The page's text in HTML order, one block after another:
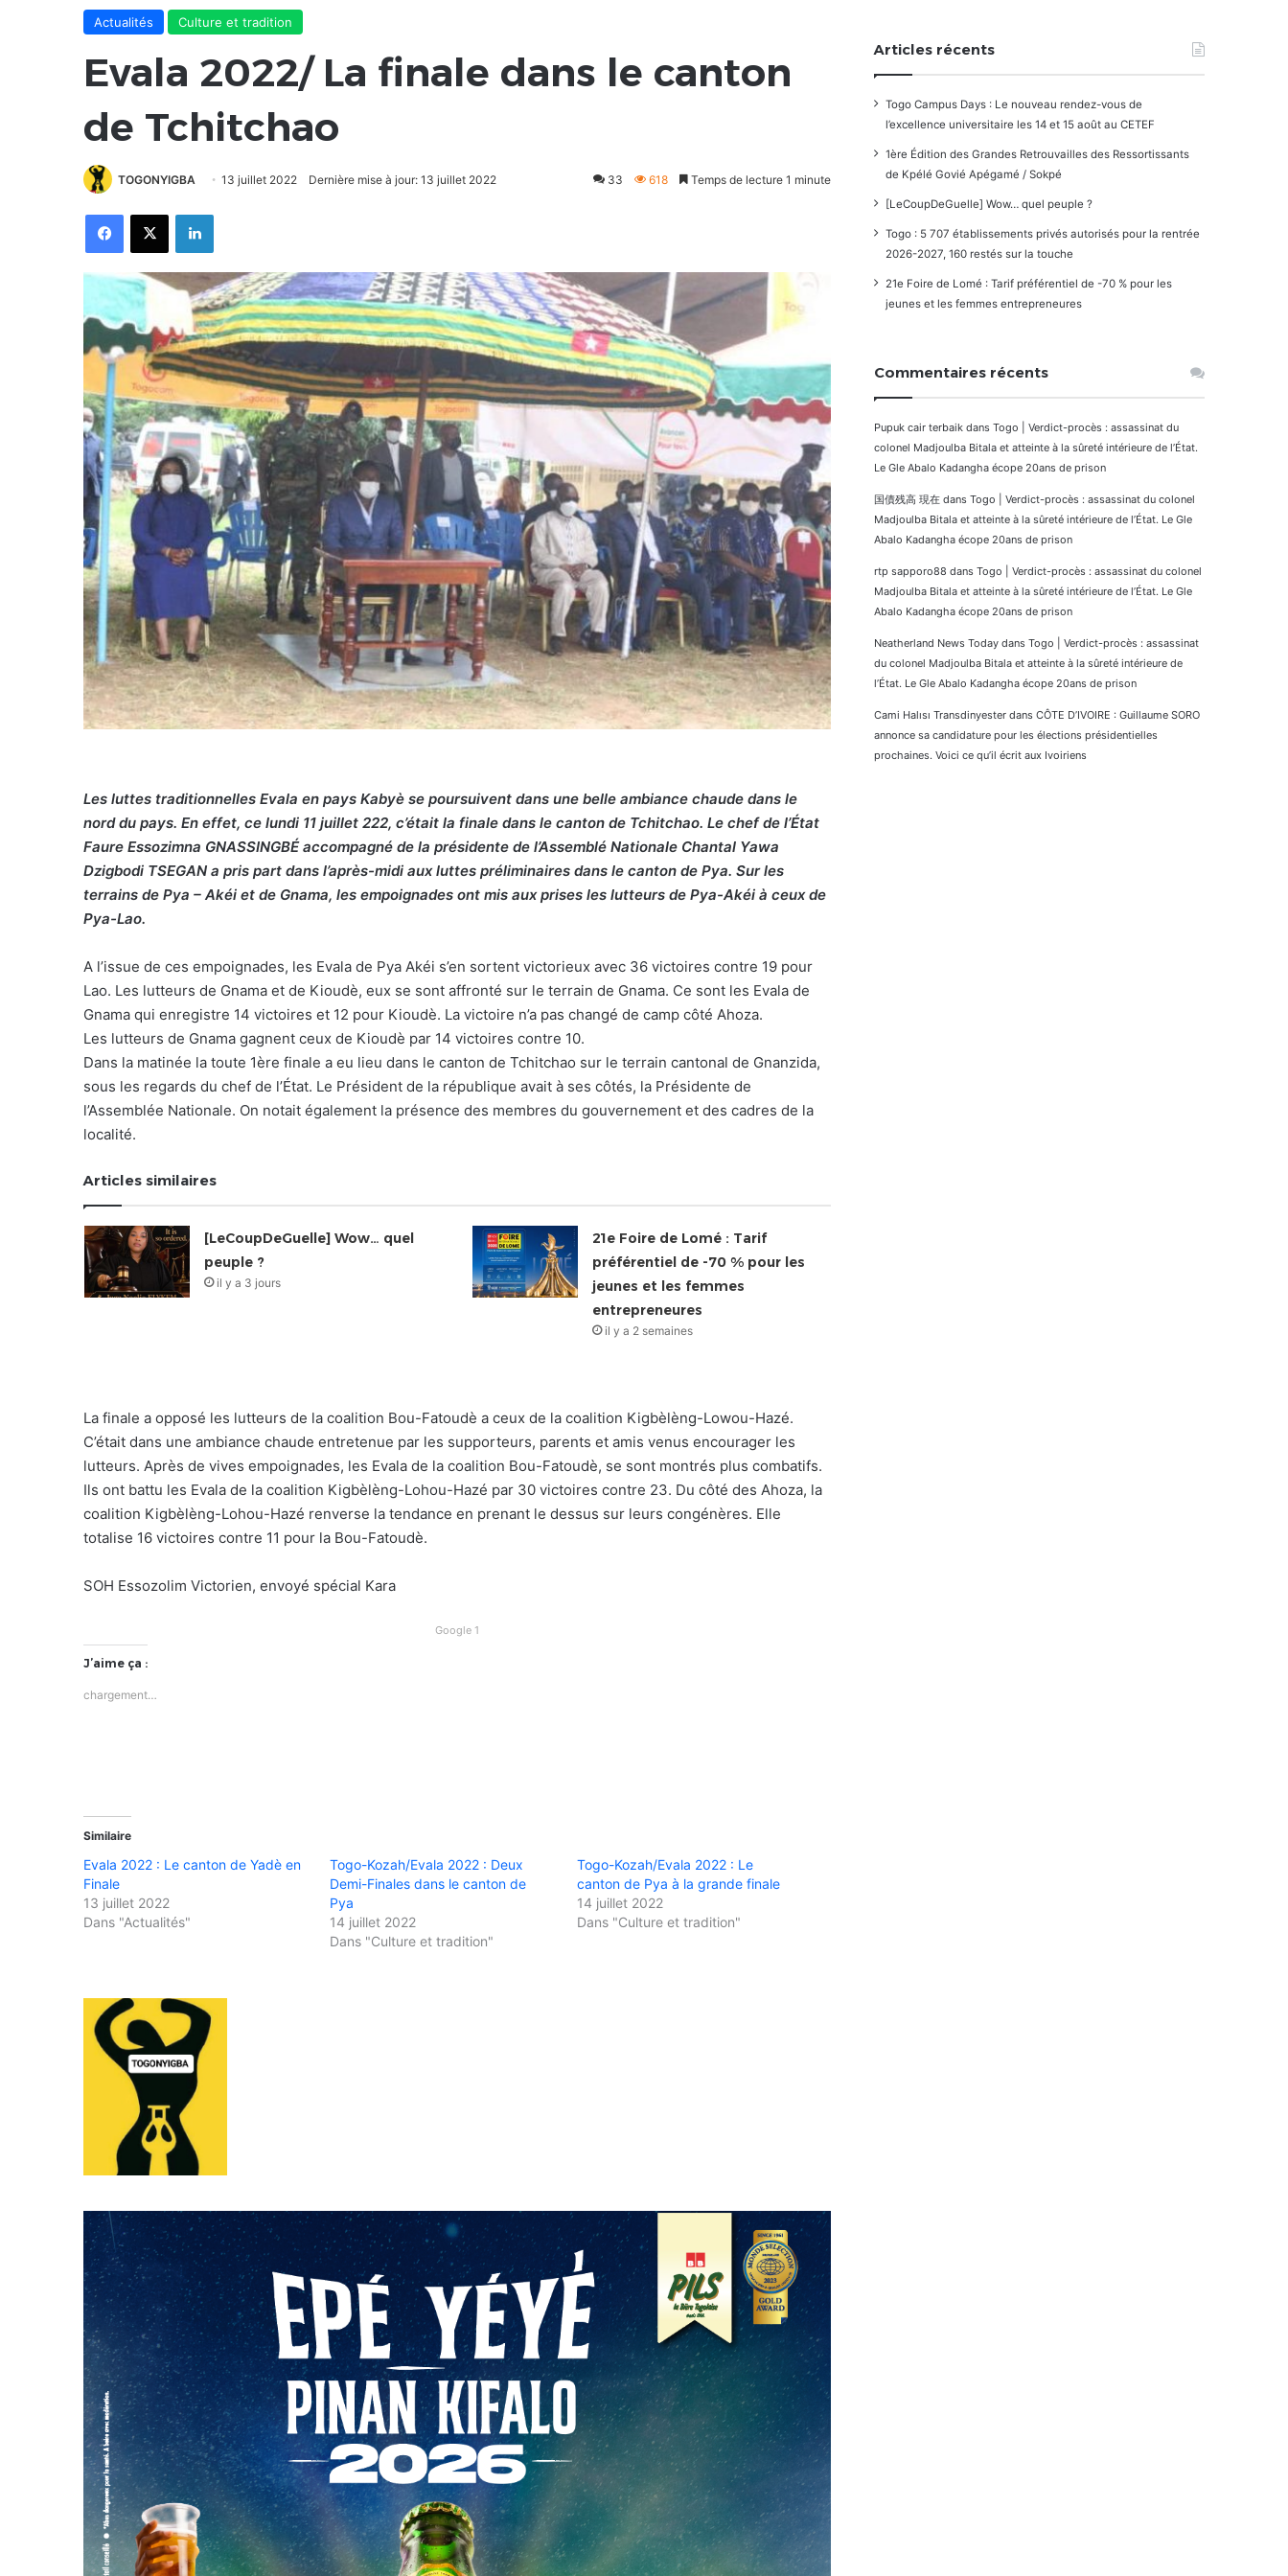
Actualités Culture et tradition
Evala 2022/ La finale dans le canton
de Tchitchao
TOGONYIGBA 13 juillet 2022 Dernière mise à jour: 13 juillet 2022 33 618 Temps de lecture 1 minute
FacebookX Linkedin
Les luttes traditionnelles Evala en pays Kabyè se poursuivent dans une belle ambiance chaude dans le
nord du pays. En effet, ce lundi 11 juillet 222, c’était la finale dans le canton de Tchitchao. Le chef de l’État
Faure Essozimna GNASSINGBÉ accompagné de la présidente de l’Assemblé Nationale Chantal Yawa
Dzigbodi TSEGAN a pris part dans l’après-midi aux luttes préliminaires dans le canton de Pya. Sur les
terrains de Pya – Akéi et de Gnama, les empoignades ont mis aux prises les lutteurs de Pya-Akéi à ceux de
Pya-Lao.
A l’issue de ces empoignades, les Evala de Pya Akéi s’en sortent victorieux avec 36 victoires contre 19 pour
Lao. Les lutteurs de Gnama et de Kioudè, eux se sont affronté sur le terrain de Gnama. Ce sont les Evala de
Gnama qui enregistre 14 victoires et 12 pour Kioudè. La victoire n’a pas changé de camp côté Ahoza.
Les lutteurs de Gnama gagnent ceux de Kioudè par 14 victoires contre 10.
Dans la matinée la toute 1ère finale a eu lieu dans le canton de Tchitchao sur le terrain cantonal de Gnanzida,
sous les regards du chef de l’État. Le Président de la république avait à ses côtés, la Présidente de
l’Assemblée Nationale. On notait également la présence des membres du gouvernement et des cadres de la
localité.
Articles similaires
[LeCoupDeGuelle] Wow… quel
peuple ?
il y a 3 jours
21e Foire de Lomé : Tarif
préférentiel de -70 % pour les
jeunes et les femmes
entrepreneures
il y a 2 semaines
La finale a opposé les lutteurs de la coalition Bou-Fatoudè a ceux de la coalition Kigbèlèng-Lowou-Hazé.
C’était dans une ambiance chaude entretenue par les supporteurs, parents et amis venus encourager les
lutteurs. Après de vives empoignades, les Evala de la coalition Bou-Fatoudè, se sont montrés plus combatifs.
Ils ont battu les Evala de la coalition Kigbèlèng-Lohou-Hazé par 30 victoires contre 23. Du côté des Ahoza, la
coalition Kigbèlèng-Lohou-Hazé renverse la tendance en prenant le dessus sur leurs congénères. Elle
totalise 16 victoires contre 11 pour la Bou-Fatoudè.
SOH Essozolim Victorien, envoyé spécial Kara
Google 1
J’aime ça :
chargement…
Similaire
Evala 2022 : Le canton de Yadè en
Finale
13 juillet 2022
Dans "Actualités"
Togo-Kozah/Evala 2022 : Deux
Demi-Finales dans le canton de
Pya
14 juillet 2022
Dans "Culture et tradition"
Togo-Kozah/Evala 2022 : Le
canton de Pya à la grande finale
14 juillet 2022
Dans "Culture et tradition"
Articles récents
Togo Campus Days : Le nouveau rendez-vous de
l’excellence universitaire les 14 et 15 août au CETEF
1ère Édition des Grandes Retrouvailles des Ressortissants
de Kpélé Govié Apégamé / Sokpé
[LeCoupDeGuelle] Wow… quel peuple ?
Togo : 5 707 établissements privés autorisés pour la rentrée
2026-2027, 160 restés sur la touche
21e Foire de Lomé : Tarif préférentiel de -70 % pour les
jeunes et les femmes entrepreneures
Commentaires récents
Pupuk cair terbaik dans Togo | Verdict-procès : assassinat du
colonel Madjoulba Bitala et atteinte à la sûreté intérieure de l’État.
Le Gle Abalo Kadangha écope 20ans de prison
国債残高 現在 dans Togo | Verdict-procès : assassinat du colonel
Madjoulba Bitala et atteinte à la sûreté intérieure de l’État. Le Gle
Abalo Kadangha écope 20ans de prison
rtp sapporo88 dans Togo | Verdict-procès : assassinat du colonel
Madjoulba Bitala et atteinte à la sûreté intérieure de l’État. Le Gle
Abalo Kadangha écope 20ans de prison
Neatherland News Today dans Togo | Verdict-procès : assassinat
du colonel Madjoulba Bitala et atteinte à la sûreté intérieure de
l’État. Le Gle Abalo Kadangha écope 20ans de prison
Cami Halısı Transdinyester dans CÔTE D’IVOIRE : Guillaume SORO
annonce sa candidature pour les élections présidentielles
prochaines. Voici ce qu’il écrit aux Ivoiriens